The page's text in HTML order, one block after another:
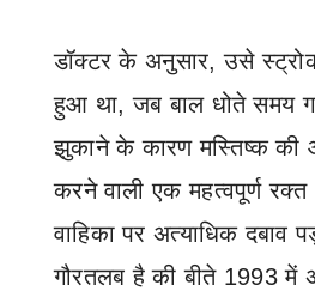
डॉक्टर के अनुसार,उसे
हुआ था,जब बाल धोते समय
झुकाने के कारण मस्तिष्क की
करने वाली एक महत्वपूर्ण रक्त
वाहिका परअत्याधिकदबाव
गौरतलब है की बीते 1993में